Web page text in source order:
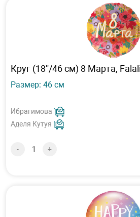
Круг (18''/46 см) 8 Марта,
Размер: 46 см
Ибрагимова
Аделя Кутуя
- +